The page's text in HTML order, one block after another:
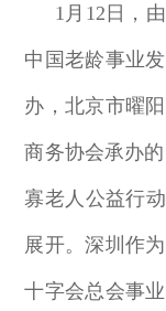
1月12日，
中国老龄事业
办，北京市曜
商务协会承办
寡老人公益行
展开。深圳作
十字会总会事